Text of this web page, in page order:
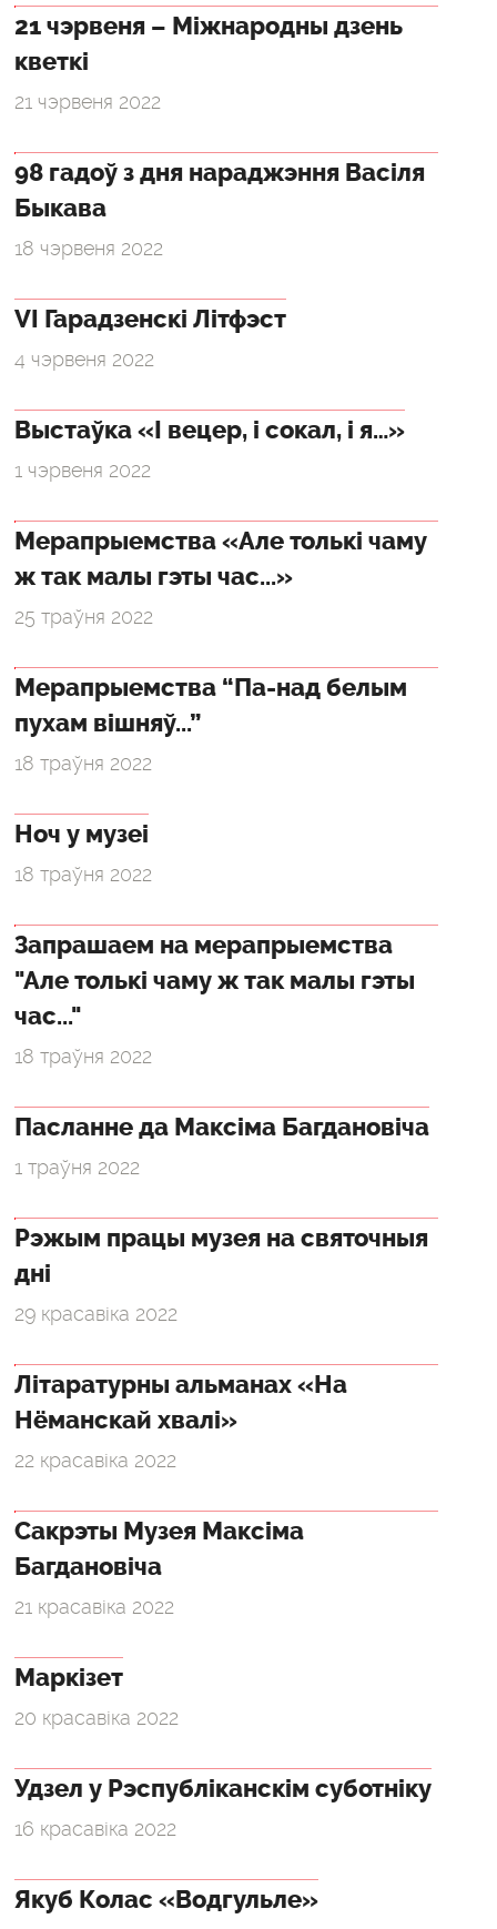
21 чэрвеня – Міжнародны дзень
кветкі
21 чэрвеня 2022
98 гадоў з дня нараджэння Васіля
Быкава
18 чэрвеня 2022
VI Гарадзенскі Літфэст
4 чэрвеня 2022
Выстаўка «І вецер, і сокал, і я…»
1 чэрвеня 2022
Мерапрыемства «Але толькі чаму
ж так малы гэты час...»
25 траўня 2022
Мерапрыемства “Па-над белым
пухам вішняў...”
18 траўня 2022
Ноч у музеі
18 траўня 2022
Запрашаем на мерапрыемства
"Але толькі чаму ж так малы гэты
час..."
18 траўня 2022
Пасланне да Максіма Багдановіча
1 траўня 2022
Рэжым працы музея на святочныя
дні
29 красавіка 2022
Літаратурны альманах «На
Нёманскай хвалі»
22 красавіка 2022
Сакрэты Музея Максіма
Багдановіча
21 красавіка 2022
Маркізет
20 красавіка 2022
Удзел у Рэспубліканскім суботніку
16 красавіка 2022
Якуб Колас «Водгульле»